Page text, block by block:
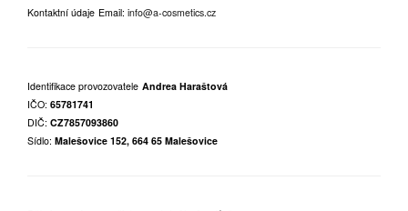
Kontaktní údaje Email: info@a-cosmetics.cz
Identifikace provozovatele Andrea Haraštová
IČO: 65781741
DIČ: CZ7857093860
Sídlo: Malešovice 152, 664 65 Malešovice